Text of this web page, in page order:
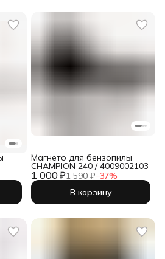
1 000 ₽1 590 ₽−37%
Магнето для бензопилы
CHAMPION 240 / 4009002103
В корзину